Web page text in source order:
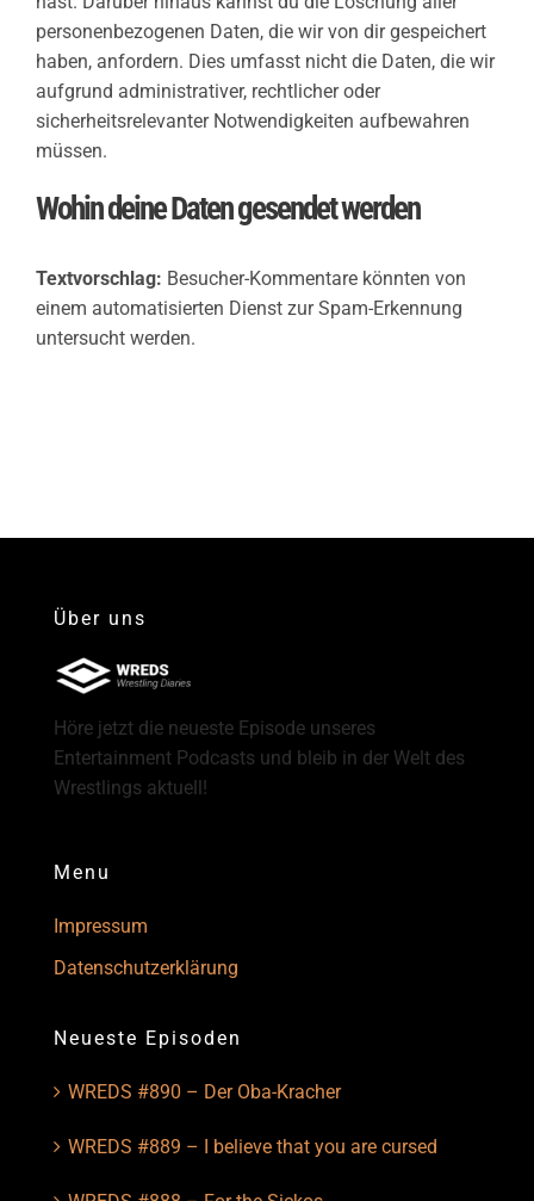
personenbezogenen Daten, die wir von dir gespeichert
haben, anfordern. Dies umfasst nicht die Daten, die wir
aufgrund administrativer, rechtlicher oder
sicherheitsrelevanter Notwendigkeiten aufbewahren
müssen.
Wohin deine Daten gesendet werden
Textvorschlag: Besucher-Kommentare könnten von
einem automatisierten Dienst zur Spam-Erkennung
untersucht werden.
Über uns
Höre jetzt die neueste Episode unseres
Entertainment Podcasts und bleib in der Welt des
Wrestlings aktuell!
Menu
Impressum
Datenschutzerklärung
Neueste Episoden
WREDS #890 – Der Oba-Kracher
WREDS #889 – I believe that you are cursed